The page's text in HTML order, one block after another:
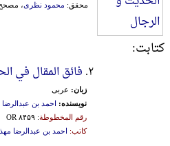
محقق: محمود نظری،
کتابت:
۲. فائق المقال في
زبان: عربی
نویسنده: احمد بن
رقم المخطوطة: OR ۸۴۵۹
کاتب: احمد بن عبدالرضا